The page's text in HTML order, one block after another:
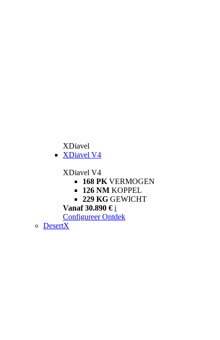
XDiavel
XDiavel V4
XDiavel V4
168 PK VERMOGEN
126 NM KOPPEL
229 KG GEWICHT
Vanaf 30.890 € i
Configureer Ontdek
DesertX